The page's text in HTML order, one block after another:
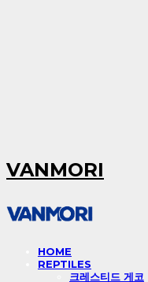
VANMORI
HOME
REPTILES
크레스티드 게코